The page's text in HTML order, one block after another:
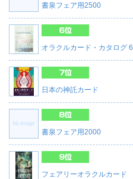
書泉フェア用2500
オラクルカード・カタログ 6
日本の神託カード
書泉フェア用2000
フェアリーオラクルカード